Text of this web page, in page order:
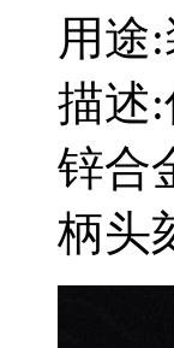
用途
描述
锌合
柄头